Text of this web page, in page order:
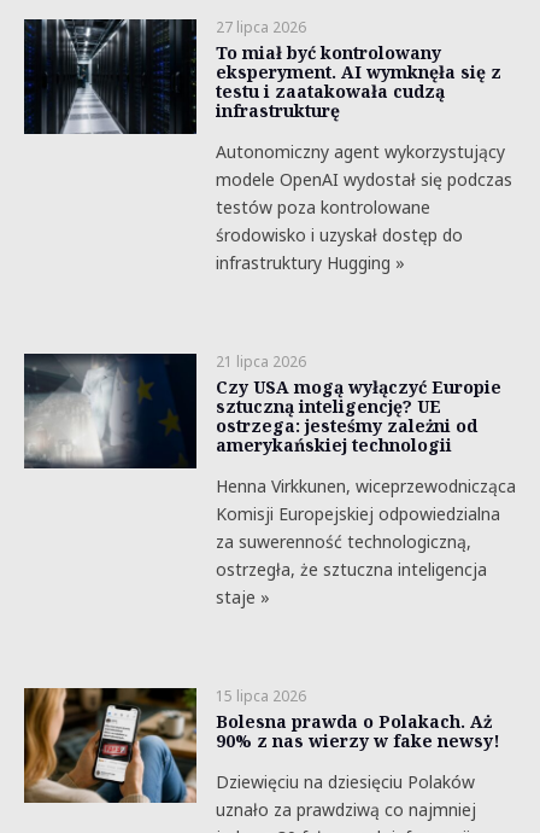
27 lipca 2026
To miał być kontrolowany
eksperyment. AI wymknęła się z
testu i zaatakowała cudzą
infrastrukturę
Autonomiczny agent wykorzystujący
modele OpenAI wydostał się podczas
testów poza kontrolowane
środowisko i uzyskał dostęp do
infrastruktury Hugging »
21 lipca 2026
Czy USA mogą wyłączyć Europie
sztuczną inteligencję? UE
ostrzega: jesteśmy zależni od
amerykańskiej technologii
Henna Virkkunen, wiceprzewodnicząca
Komisji Europejskiej odpowiedzialna
za suwerenność technologiczną,
ostrzegła, że sztuczna inteligencja
staje »
15 lipca 2026
Bolesna prawda o Polakach. Aż
90% z nas wierzy w fake newsy!
Dziewięciu na dziesięciu Polaków
uznało za prawdziwą co najmniej